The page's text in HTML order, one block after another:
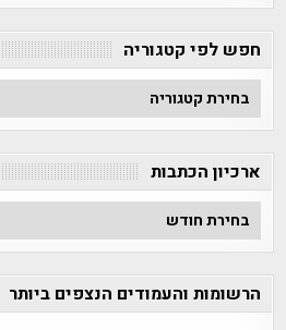
חפש לפי קטגוריה
חפש
לפי
קטגוריה
ארכיון הכתבות
ארכיון
הכתבות
הרשומות והעמודים הנצפים ביותר